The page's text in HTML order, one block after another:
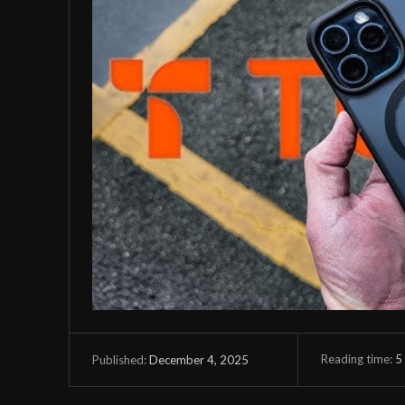
Published:December 4, 2025 Reading time: 5